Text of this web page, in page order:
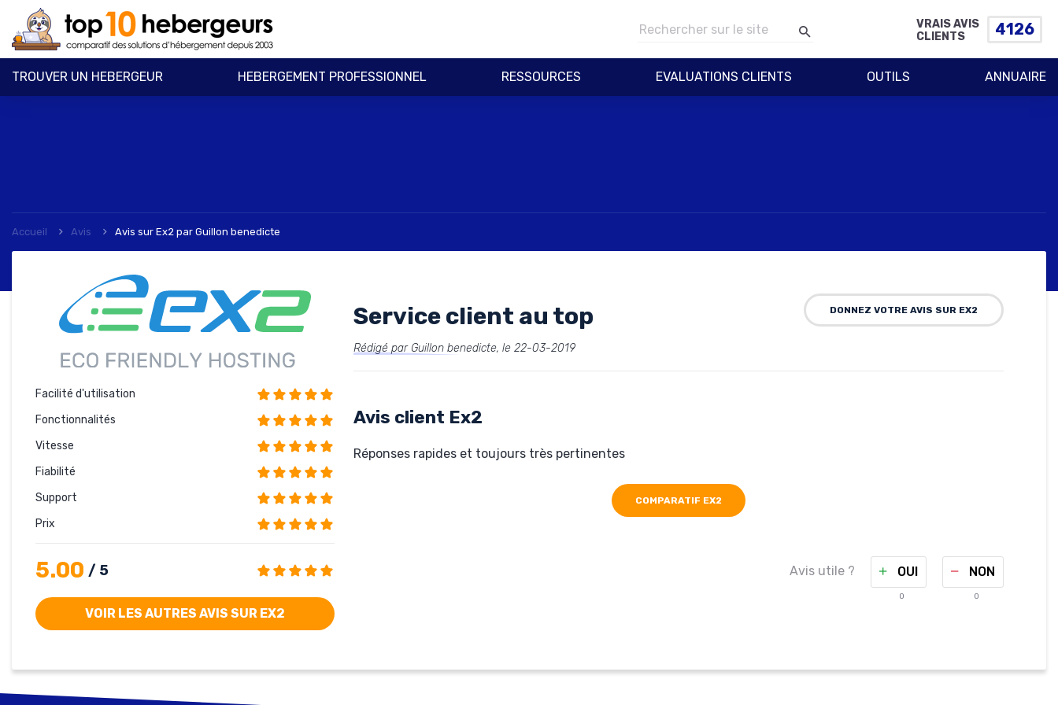
VRAIS AVIS
CLIENTS
4126
TROUVER UN HEBERGEUR HEBERGEMENT PROFESSIONNEL RESSOURCES EVALUATIONS CLIENTS OUTILS ANNUAIRE
Accueil Avis Avis sur Ex2 par Guillon benedicte
Facilité d'utilisation
Fonctionnalités
Vitesse
Fiabilité
Support
Prix
5.00 / 5
VOIR LES AUTRES AVIS SUR EX2
Service client au top
Rédigé par Guillon benedicte, le 22-03-2019
DONNEZ VOTRE AVIS SUR EX2
Avis client Ex2
Réponses rapides et toujours très pertinentes
COMPARATIF EX2
Avis utile ? OUI
0
NON
0